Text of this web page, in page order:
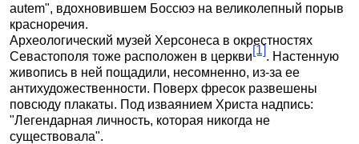
autem", вдохновившем Боссюэ на великолепный порыв
красноречия.
Археологический музей Херсонеса в окрестностях
Севастополя тоже расположен в церкви[1]. Настенную
живопись в ней пощадили, несомненно, из-за ее
антихудожественности. Поверх фресок развешены
повсюду плакаты. Под изваянием Христа надпись:
"Легендарная личность, которая никогда не
существовала".